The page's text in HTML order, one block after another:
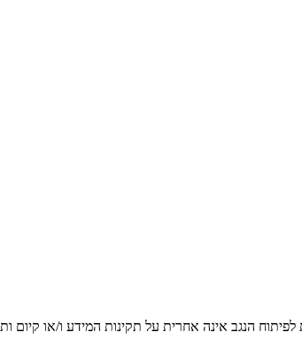
הנגב אינה אחרית על תקינות המידע ו/או